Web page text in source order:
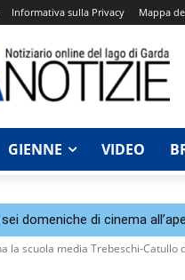
Informativa sulla Privacy Mappa
GIENNE VIDEO
domeniche di cinema
la scuola media Trebeschi-Catullo